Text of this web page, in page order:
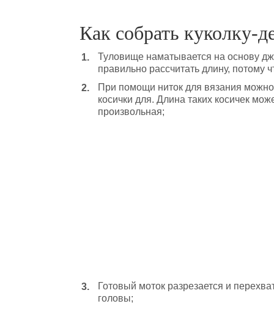
Как собрать куколку-
Туловище наматывается на основу
правильно рассчитать длину, потому
При помощи ниток для вязания можно
косички для. Длина таких косичек
произвольная;
Готовый моток разрезается и
головы;